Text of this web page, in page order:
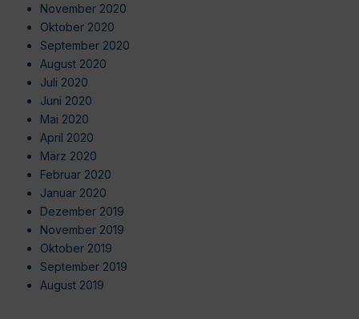
November 2020
Oktober 2020
September 2020
August 2020
Juli 2020
Juni 2020
Mai 2020
April 2020
März 2020
Februar 2020
Januar 2020
Dezember 2019
November 2019
Oktober 2019
September 2019
August 2019